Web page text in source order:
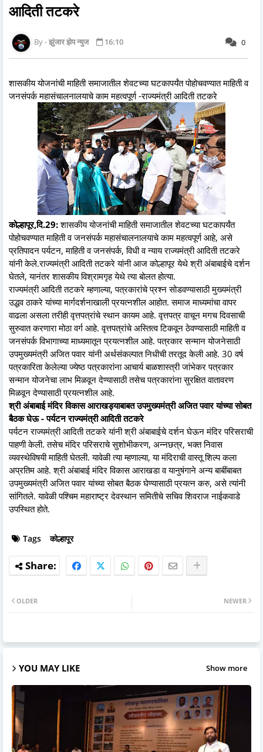
आदिती तटकरे
0
झुंजार झेप न्युज 16:10
शासकीय योजनांची माहिती समाजातील शेवटच्या घटकापर्यंत पोहोचवण्यात माहिती व
जनसंपर्क महासंचालनालयाचे काम महत्वपूर्ण -राज्यमंत्री आदिती तटकरे
कोल्हापूर,दि.29:शासकीय योजनांची माहिती समाजातील शेवटच्या घटकापर्यंत
पोहोचवण्यात माहिती व जनसंपर्क महासंचालनालयाचे काम महत्वपूर्ण आहे, असे
प्रतिपादन पर्यटन, माहिती व जनसंपर्क, विधी व न्याय राज्यमंत्री आदिती तटकरे
यांनी केले.राज्यमंत्री आदिती तटकरे यांनी आज कोल्हापूर येथे श्री अंबाबाईचे दर्शन
घेतले, यानंतर शासकीय विश्रामगृह येथे त्या बोलत होत्या.
राज्यमंत्री आदिती तटकरे म्हणाल्या, पत्रकारांचे प्रश्न सोडवण्यासाठी मुख्यमंत्री
उद्धव ठाकरे यांच्या मार्गदर्शनाखाली प्रयत्नशील आहोत. समाज माध्यमांचा वापर
वाढला असला तरीही वृत्तपत्रांचे स्थान कायम आहे. वृत्तपत्र वाचून मगच दिवसाची
सुरुवात करणारा मोठा वर्ग आहे. वृत्तपत्रांचे अस्तित्व टिकवून ठेवण्यासाठी माहिती व
जनसंपर्क विभागाच्या माध्यमातून प्रयत्नशील आहे. पत्रकार सन्मान योजनेसाठी
उपमुख्यमंत्री अजित पवार यांनी अर्थसंकल्पात निधीची तरतूद केली आहे. 30 वर्ष
पत्रकारिता केलेल्या ज्येष्ठ पत्रकारांना आचार्य बाळशास्त्री जांभेकर पत्रकार
सन्मान योजनेचा लाभ मिळवून देण्यासाठी तसेच पत्रकारांना सुरक्षित वातावरण
मिळवून देण्यासाठी प्रयत्नशील आहे.
श्री अंबाबाई मंदिर विकास आराखड्याबाबत उपमुख्यमंत्री अजित पवार यांच्या सोबत
बैठक घेऊ - पर्यटन राज्यमंत्री आदिती तटकरे
पर्यटन राज्यमंत्री आदिती तटकरे यांनी श्री अंबाबाईचे दर्शन घेऊन मंदिर परिसराची
पाहणी केली. तसेच मंदिर परिसराचे सुशोभीकरण, अन्नछत्र, भक्त निवास
व्यवस्थेविषयी माहिती घेतली. यावेळी त्या म्हणाल्या, या मंदिराची वास्तू शिल्प कला
अप्रतिम आहे. श्री अंबाबाई मंदिर विकास आराखडा व यानुषंगाने अन्य बाबींबाबत
उपमुख्यमंत्री अजित पवार यांच्या सोबत बैठक घेण्यासाठी प्रयत्न करु, असे त्यांनी
सांगितले. यावेळी पश्चिम महाराष्ट्र देवस्थान समितीचे सचिव शिवराज नाईकवाडे
उपस्थित होते.
Tags कोल्हापूर
NEWER
OLDER
YOU MAY LIKE Show more